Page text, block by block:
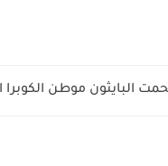
البايثون موطن الكوبرا